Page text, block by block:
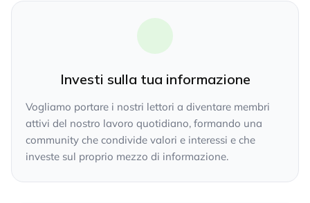
Investi sulla tua informazione
Vogliamo portare i nostri lettori a diventare membri
attivi del nostro lavoro quotidiano, formando una
community che condivide valori e interessi e che
investe sul proprio mezzo di informazione.